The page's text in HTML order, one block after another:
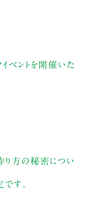
ベントを開催いた
り方の秘密につい
す。